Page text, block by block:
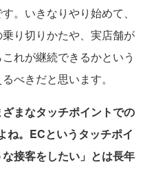
。いきなりやり始めて、
り切りかたや、実店舗が
れが継続できるかという
べきだと思います。
まなタッチポイントでの
ね。ECというタッチポイ
接客をしたい」とは長年